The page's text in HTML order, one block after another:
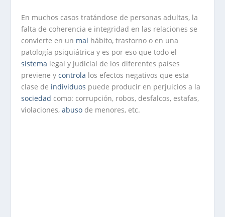
En muchos casos tratándose de personas adultas, la
falta de coherencia e integridad en las relaciones se
convierte en un mal hábito, trastorno o en una
patología psiquiátrica y es por eso que todo el
sistema legal y judicial de los diferentes países
previene ycontrola los efectos negativos que esta
clase de individuos puede producir en perjuicios a la
sociedad como: corrupción, robos, desfalcos, estafas,
violaciones,abuso de menores, etc.